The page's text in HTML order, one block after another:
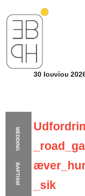
WEDDING
BAPTISM
30 Ιουνίου
_sik